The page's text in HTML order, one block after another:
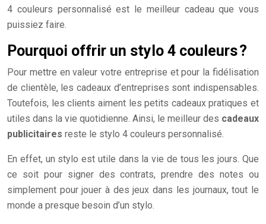
4 couleurs personnalisé est le meilleur cadeau que vous
puissiez faire.
Pourquoi offrir un stylo 4 couleurs ?
Pour mettre en valeur votre entreprise et pour la fidélisation
de clientèle, les cadeaux d’entreprises sont indispensables.
Toutefois, les clients aiment les petits cadeaux pratiques et
utiles dans la vie quotidienne. Ainsi, le meilleur des cadeaux
publicitaires reste le stylo 4 couleurs personnalisé.
En effet, un stylo est utile dans la vie de tous les jours. Que
ce soit pour signer des contrats, prendre des notes ou
simplement pour jouer à des jeux dans les journaux, tout le
monde a presque besoin d’un stylo.